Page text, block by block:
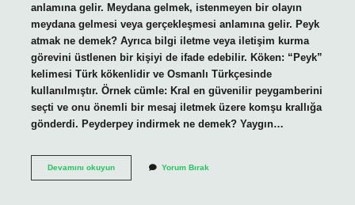
anlamına gelir. Meydana gelmek, istenmeyen bir olayın
meydana gelmesi veya gerçekleşmesi anlamına gelir. Peyk
atmak ne demek? Ayrıca bilgi iletme veya iletişim kurma
görevini üstlenen bir kişiyi de ifade edebilir. Köken: “Peyk”
kelimesi Türk kökenlidir ve Osmanlı Türkçesinde
kullanılmıştır. Örnek cümle: Kral en güvenilir peygamberini
seçti ve onu önemli bir mesaj iletmek üzere komşu krallığa
gönderdi. Peyderpey indirmek ne demek? Yaygın…
Devamını okuyunBebek
Yorum Bırak